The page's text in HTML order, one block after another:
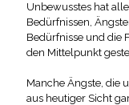
Unbewusstes hat
Bedürfnissen,
Bedürfnisse und die
den Mittelpunkt
Manche Ängste, die
aus heutiger Sicht